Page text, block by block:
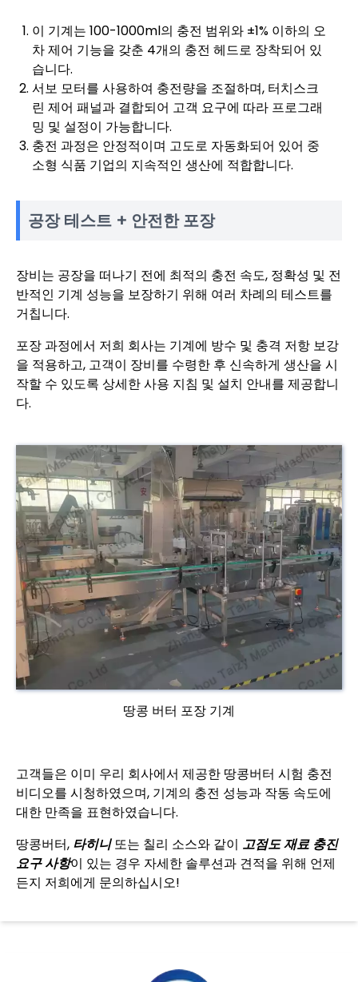
이 기계는 100-1000ml의 충전 범위와 ±1% 이하의 오
차 제어 기능을 갖춘 4개의 충전 헤드로 장착되어 있
습니다.
서보 모터를 사용하여 충전량을 조절하며, 터치스크
린 제어 패널과 결합되어 고객 요구에 따라 프로그래
밍 및 설정이 가능합니다.
충전 과정은 안정적이며 고도로 자동화되어 있어 중
소형 식품 기업의 지속적인 생산에 적합합니다.
공장 테스트 + 안전한 포장
장비는 공장을 떠나기 전에 최적의 충전 속도, 정확성 및 전
반적인 기계 성능을 보장하기 위해 여러 차례의 테스트를
거칩니다.
포장 과정에서 저희 회사는 기계에 방수 및 충격 저항 보강
을 적용하고, 고객이 장비를 수령한 후 신속하게 생산을 시
작할 수 있도록 상세한 사용 지침 및 설치 안내를 제공합니
다.
땅콩 버터 포장 기계
고객들은 이미 우리 회사에서 제공한 땅콩버터 시험 충전
비디오를 시청하였으며, 기계의 충전 성능과 작동 속도에
대한 만족을 표현하였습니다.
땅콩버터, 타히니또는 칠리 소스와 같이 고점도 재료 충진
요구 사항이 있는 경우 자세한 솔루션과 견적을 위해 언제
든지 저희에게 문의하십시오!